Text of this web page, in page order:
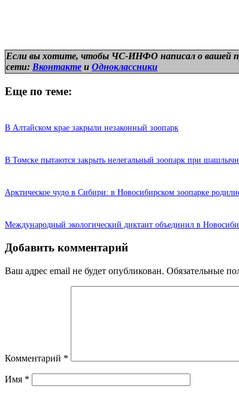
Если вы хотите, чтобы ЧС-ИНФО написал о вашей
сети: Вконтакте и Одноклассники
Еще по теме:
В Алтайском крае закрыли незаконный зоопарк
В Томске пытаются закрыть нелегальный зоопарк при
Арктическое чудо в Сибири: в Новосибирском зоопарке
Международный экологический диктант объединил в
Добавить комментарий
Ваш адрес email не будет опубликован. Обязательные
Комментарий *
Имя *